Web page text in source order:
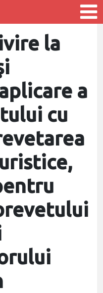
la
a
cu